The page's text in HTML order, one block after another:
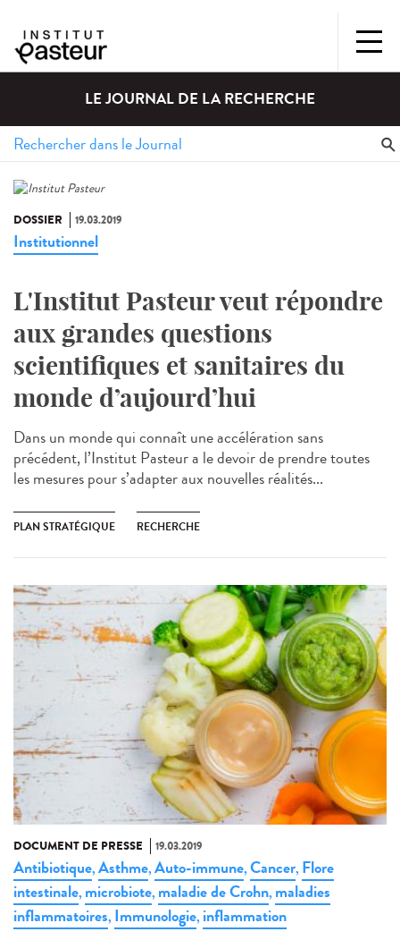
LE JOURNAL DE LA RECHERCHE
DOSSIER 19.03.2019
Institutionnel
L'Institut Pasteur veut répondre
aux grandes questions
scientifiques et sanitaires du
monde d’aujourd’hui
Dans un monde qui connaît une accélération sans
précédent, l’Institut Pasteur a le devoir de prendre toutes
les mesures pour s’adapter aux nouvelles réalités...
PLAN STRATÉGIQUE RECHERCHE
DOCUMENT DE PRESSE 19.03.2019
Antibiotique,Asthme,Auto-immune,Cancer, Flore
intestinale, microbiote, maladie de Crohn, maladies
inflammatoires, Immunologie, inflammation